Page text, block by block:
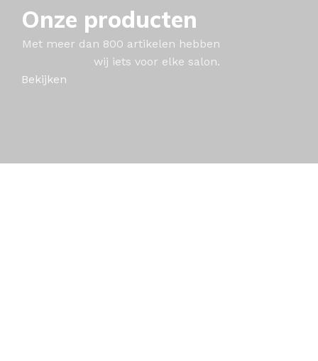
Onze producten
Met meer dan 800 artikelen hebben
wij iets voor elke salon.
Bekijken